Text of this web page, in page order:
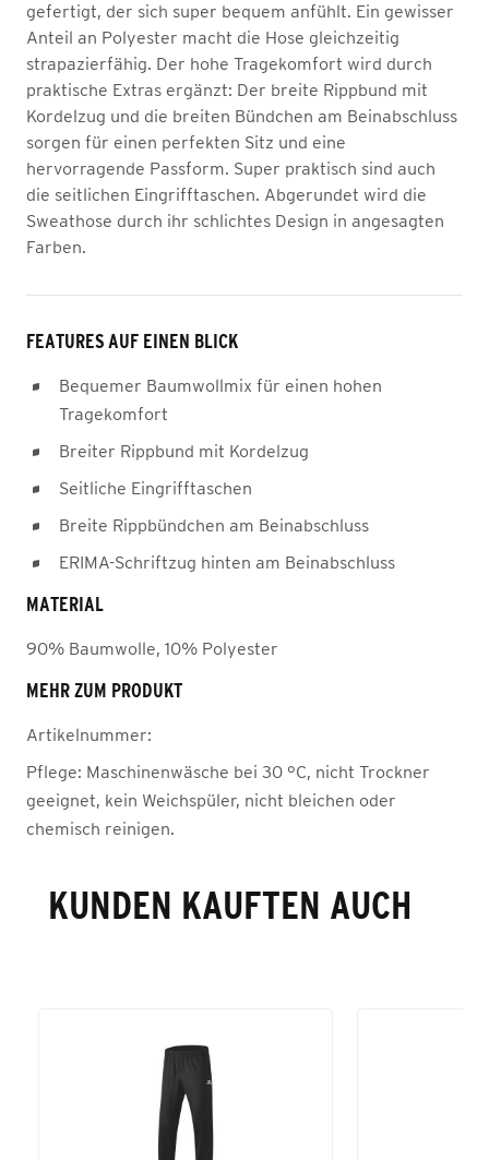
gefertigt, der sich super bequem anfühlt. Ein gewisser
Anteil an Polyester macht die Hose gleichzeitig
strapazierfähig. Der hohe Tragekomfort wird durch
praktische Extras ergänzt: Der breite Rippbund mit
Kordelzug und die breiten Bündchen am Beinabschluss
sorgen für einen perfekten Sitz und eine
hervorragende Passform. Super praktisch sind auch
die seitlichen Eingrifftaschen. Abgerundet wird die
Sweathose durch ihr schlichtes Design in angesagten
Farben.
FEATURES AUF EINEN BLICK
Bequemer Baumwollmix für einen hohen
Tragekomfort
Breiter Rippbund mit Kordelzug
Seitliche Eingrifftaschen
Breite Rippbündchen am Beinabschluss
ERIMA-Schriftzug hinten am Beinabschluss
MATERIAL
90% Baumwolle, 10% Polyester
MEHR ZUM PRODUKT
Artikelnummer:
Pflege: Maschinenwäsche bei 30 °C, nicht Trockner
geeignet, kein Weichspüler, nicht bleichen oder
chemisch reinigen.
KUNDEN KAUFTEN AUCH